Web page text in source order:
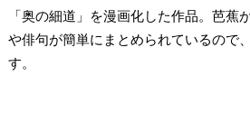
「奥の細道」を漫画化した作品。芭蕉
や俳句が簡単にまとめられているので
す。